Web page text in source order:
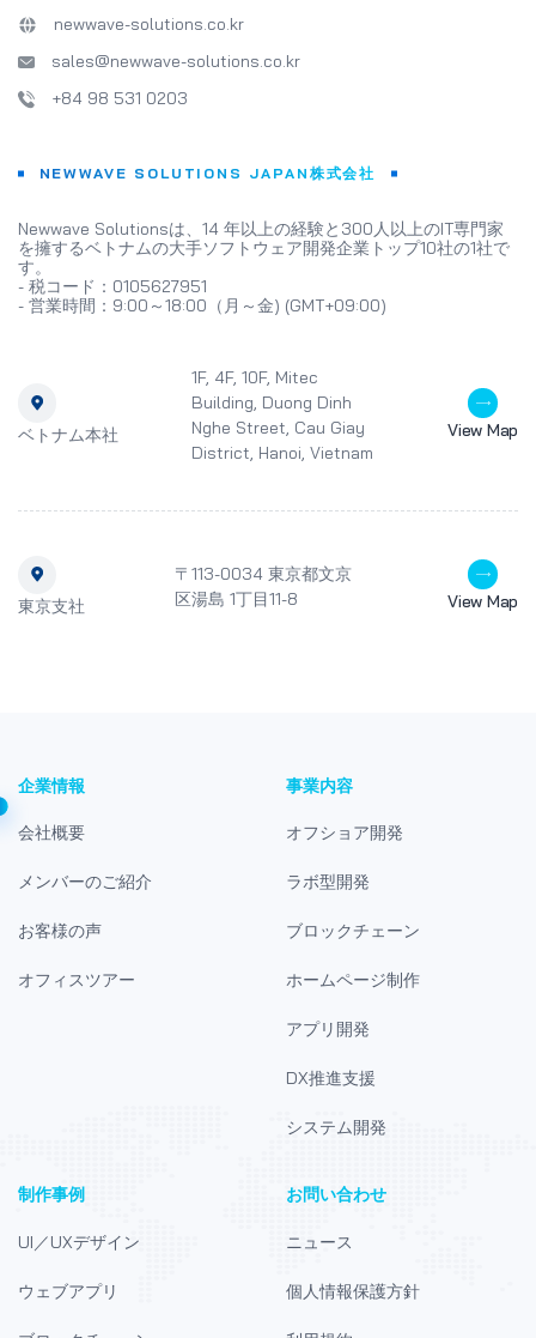
newwave-solutions.co.kr
sales@newwave-solutions.co.kr
+84 98 531 0203
NEWWAVE SOLUTIONS JAPAN株式会社
Newwave Solutionsは、14 年以上の経験と300人以上のIT専門家
を擁するベトナムの大手ソフトウェア開発企業トップ10社の1社で
す。
- 税コード：0105627951
- 営業時間：9:00～18:00（月～金) (GMT+09:00)
ベトナム本社
1F, 4F, 10F, Mitec
Building, Duong Dinh
Nghe Street, Cau Giay
District, Hanoi, Vietnam
View Map
東京支社
〒113-0034 東京都文京
区湯島 1丁目11-8
View Map
企業情報
会社概要
メンバーのご紹介
お客様の声
オフィスツアー
事業内容
オフショア開発
ラボ型開発
ブロックチェーン
ホームページ制作
アプリ開発
DX推進支援
システム開発
制作事例
UI／UXデザイン
ウェブアプリ
お問い合わせ
ニュース
個人情報保護方針